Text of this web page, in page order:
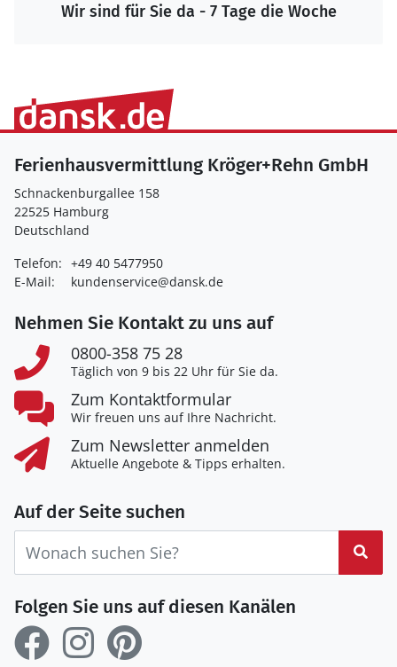
Wir sind für Sie da - 7 Tage die Woche
Ferienhausvermittlung Kröger+Rehn GmbH
Schnackenburgallee 158
22525 Hamburg
Deutschland
Telefon: +49 40 5477950
E-Mail:
kundenservice@dansk.de
Nehmen Sie Kontakt zu uns auf
0800-358 75 28
Täglich von 9 bis 22 Uhr für Sie da.
Zum Kontaktformular
Wir freuen uns auf Ihre Nachricht.
Zum Newsletter anmelden
Aktuelle Angebote & Tipps erhalten.
Auf der Seite suchen
Folgen Sie uns auf diesen Kanälen